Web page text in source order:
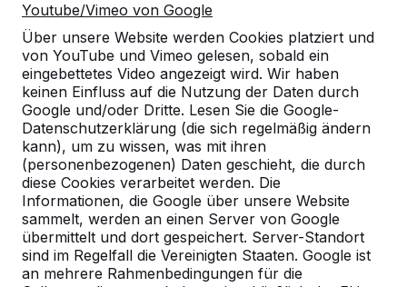
Youtube/Vimeo von Google
Über unsere Website werden Cookies platziert und
von YouTube und Vimeo gelesen, sobald ein
eingebettetes Video angezeigt wird. Wir haben
keinen Einfluss auf die Nutzung der Daten durch
Google und/oder Dritte. Lesen Sie die Google-
Datenschutzerklärung (die sich regelmäßig ändern
kann), um zu wissen, was mit ihren
(personenbezogenen) Daten geschieht, die durch
diese Cookies verarbeitet werden. Die
Informationen, die Google über unsere Website
sammelt, werden an einen Server von Google
übermittelt und dort gespeichert. Server-Standort
sind im Regelfall die Vereinigten Staaten. Google ist
an mehrere Rahmenbedingungen für die
Produkt
Alles anzeigen
Kategorie
Alles anzeigen
Ort oder Postleitzahl suchen